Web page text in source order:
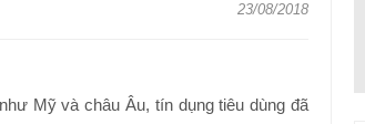
23/08/2018
Mỹ và châu Âu, tín dụng tiêu dùng đã